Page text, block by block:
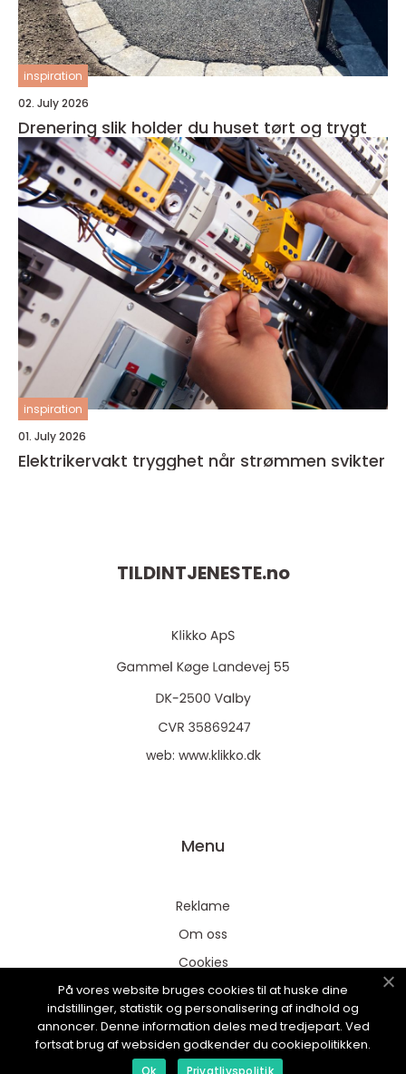
inspiration
02. July 2026
Drenering slik holder du huset tørt og trygt
inspiration
01. July 2026
Elektrikervakt trygghet når strømmen svikter
TILDINTJENESTE.no
web: www.klikko.dk
Menu
Reklame
Om oss
Cookies
Kontakt Oss
Sitemap
På vores website bruges cookies til at huske dine
indstillinger, statistik og personalisering af indhold og
annoncer. Denne information deles med tredjepart. Ved
fortsat brug af websiden godkender du cookiepolitikken.
Ok Privatlivspolitik